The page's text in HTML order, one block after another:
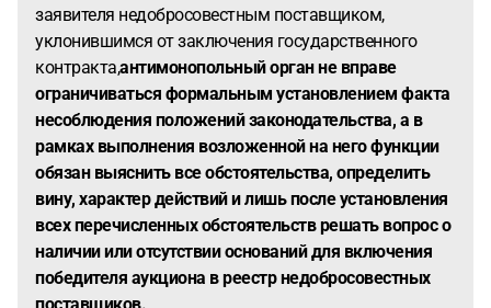
заявителя недобросовестным поставщиком,
уклонившимся от заключения государственного
контракта,антимонопольный орган не вправе
ограничиваться формальным установлением факта
несоблюдения положений законодательства, а в
рамках выполнения возложенной на него функции
обязан выяснить все обстоятельства, определить
вину, характер действий и лишь после установления
всех перечисленных обстоятельств решать вопрос о
наличии или отсутствии оснований для включения
победителя аукциона в реестр недобросовестных